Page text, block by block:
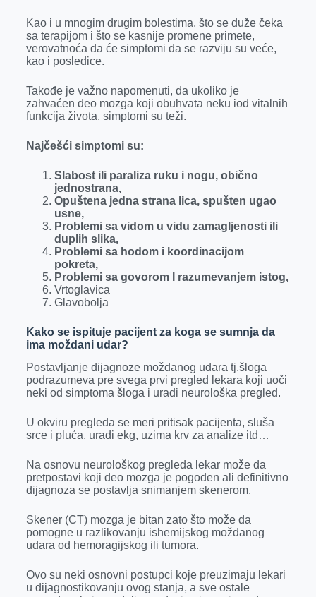
Kao i u mnogim drugim bolestima, što se duže čeka
sa terapijom i što se kasnije promene primete,
verovatnoća da će simptomi da se razviju su veće,
kao i posledice.
Takođe je važno napomenuti, da ukoliko je
zahvaćen deo mozga koji obuhvata neku iod vitalnih
funkcija života, simptomi su teži.
Najčešći simptomi su:
Slabost ili paraliza ruku i nogu, obično
jednostrana,
Opuštena jedna strana lica, spušten ugao
usne,
Problemi sa vidom u vidu zamagljenosti ili
duplih slika,
Problemi sa hodom i koordinacijom
pokreta,
Problemi sa govorom I razumevanjem istog,
Vrtoglavica
Glavobolja
Kako se ispituje pacijent za koga se sumnja da
ima moždani udar?
Postavljanje dijagnoze moždanog udara tj.šloga
podrazumeva pre svega prvi pregled lekara koji uoči
neki od simptoma šloga i uradi neurološka pregled.
U okviru pregleda se meri pritisak pacijenta, sluša
srce i pluća, uradi ekg, uzima krv za analize itd…
Na osnovu neurološkog pregleda lekar može da
pretpostavi koji deo mozga je pogođen ali definitivno
dijagnoza se postavlja snimanjem skenerom.
Skener (CT) mozga je bitan zato što može da
pomogne u razlikovanju ishemijskog moždanog
udara od hemoragijskog ili tumora.
Ovo su neki osnovni postupci koje preuzimaju lekari
u dijagnostikovanju ovog stanja, a sve ostale